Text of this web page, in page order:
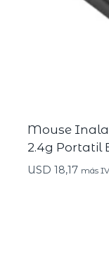
Mouse
2.4g Portatil
USD 18,17 más